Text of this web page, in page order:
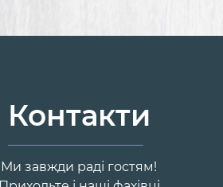
Контакти
Ми завжди раді гостям!